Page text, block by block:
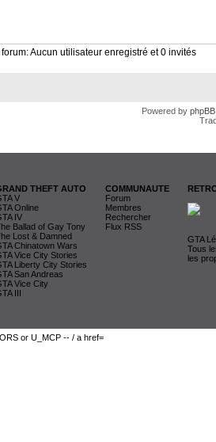
Aucun utilisateur enregistré et 0 invités
Powered by phpBB
THEFT AUTO
V
Online
IV
Ballad of Gay Tony
Lost & Damned
Chinatown Wars
Vice City Stories
Liberty City Stories
San Andreas
Vice City
III
COMMUNAUTE
Forum
Membres
Rechercher
Flux RSS
GTA
Tous
les
or U_MCP -- / a href=